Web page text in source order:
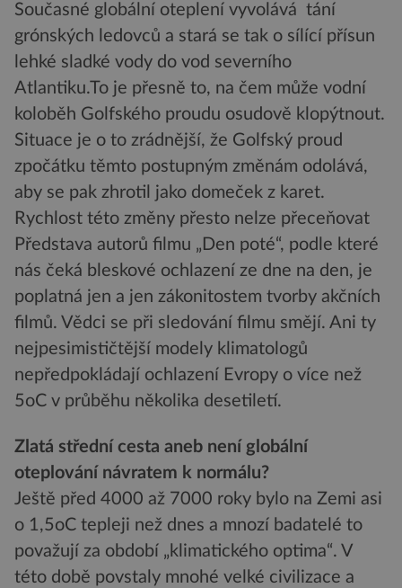
Současné globální oteplení vyvolává tání
grónských ledovců a stará se tak o sílící přísun
lehké sladké vody do vod severního
Atlantiku.To je přesně to, na čem může vodní
koloběh Golfského proudu osudově klopýtnout.
Situace je o to zrádnější, že Golfský proud
zpočátku těmto postupným změnám odolává,
aby se pak zhrotil jako domeček z karet.
Rychlost této změny přesto nelze přeceňovat
Představa autorů filmu „Den poté“, podle které
nás čeká bleskové ochlazení ze dne na den, je
poplatná jen a jen zákonitostem tvorby akčních
filmů. Vědci se při sledování filmu smějí. Ani ty
nejpesimističtější modely klimatologů
nepředpokládají ochlazení Evropy o více než
5oC v průběhu několika desetiletí.
Zlatá střední cesta aneb není globální
oteplování návratem k normálu?
Ještě před 4000 až 7000 roky bylo na Zemi asi
o 1,5oC tepleji než dnes a mnozí badatelé to
považují za období „klimatického optima“. V
této době povstaly mnohé velké civilizace a